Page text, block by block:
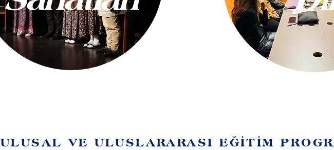
ULUSAL VE ULUSLARARASI EĞİTİM